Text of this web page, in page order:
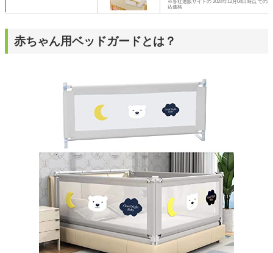
※各社通販サイトの 2024年12月04日時点 での税
込価格
赤ちゃん用ベッドガードとは？